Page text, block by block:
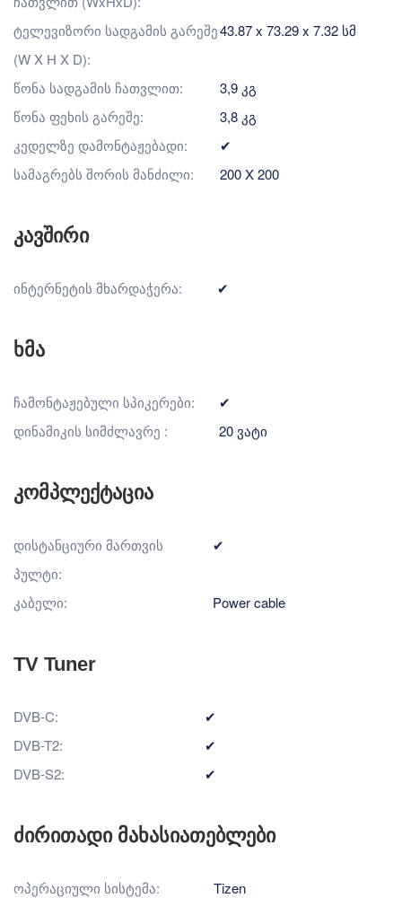
ტელევიზორი სადგამის გარეშე
(W X H X D):
43.87 x 73.29 x 7.32 სმ
წონა სადგამის ჩათვლით:
3,9 კგ
წონა ფეხის გარეშე:
3,8 კგ
კედელზე დამონტაჟებადი:
✔
სამაგრებს შორის მანძილი:
200 X 200
კავშირი
ინტერნეტის მხარდაჭერა: ✔
ხმა
ჩამონტაჟებული სპიკერები:
✔
დინამიკის სიმძლავრე :
20 ვატი
კომპლექტაცია
დისტანციური მართვის
პულტი:
✔
კაბელი: Power cable
TV Tuner
DVB-C:
✔
DVB-T2:
✔
DVB-S2:
✔
ძირითადი მახასიათებლები
ოპერაციული სისტემა: Tizen